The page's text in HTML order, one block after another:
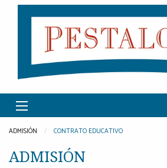
ADMISIÓN CONTRATO EDUCATIVO
ADMISIÓN